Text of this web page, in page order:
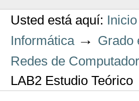
Usted está aquí: Inicio
Informática → Grado
Redes de
LAB2 Estudio Teórico